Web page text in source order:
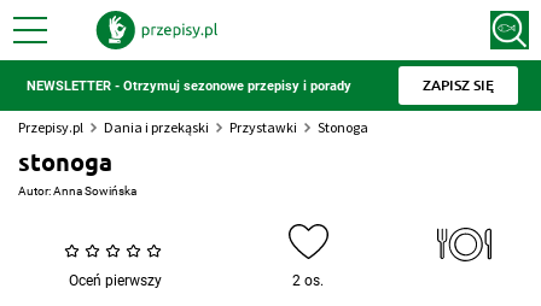
NEWSLETTER - Otrzymuj sezonowe przepisy i porady ZAPISZ SIĘ
Przepisy.pl Dania i przekąski Przystawki Stonoga
stonoga
Autor:Anna Sowińska
Oceń pierwszy 2 os.